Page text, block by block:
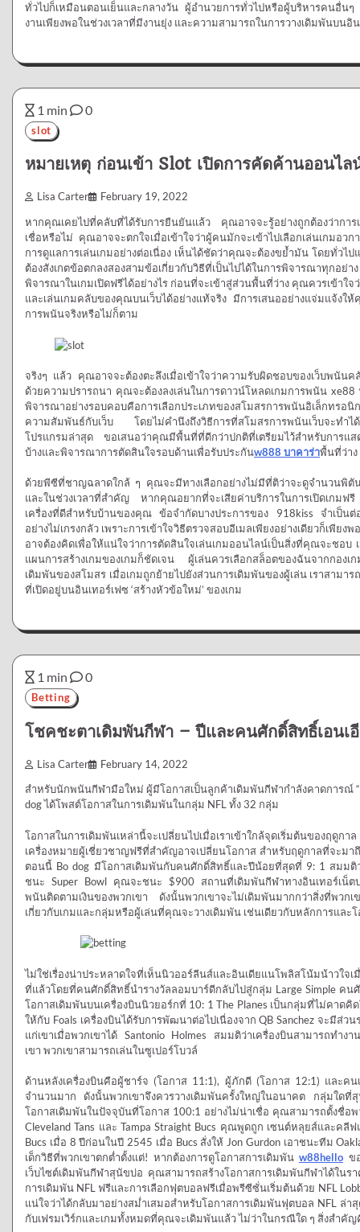
ทั่วไปก็เหมือนตอนเย็นและกลางวัน ผู้อำนวยการทั่วไปหรือผู้บริหารคนอื่
งานเพียงพอในช่วงเวลาที่มีงานยุ่ง และความสามารถในการวางเดิมพันบนอิ
1 min 0
slot
หมายเหตุ ก่อนเข้า Slot เปิดการคัดค้านออนไล
Lisa Carter February 19, 2022
หากคุณเคยไปที่คลับที่ได้รับการยืนยันแล้ว คุณอาจจะรู้อย่างถูกต้องว่าการ
เชื่อหรือไม่ คุณอาจจะตกใจเมื่อเข้าใจว่าผู้คนมักจะเข้าไปเลือกเล่นเกม
การดูแลการเล่นเกมอย่างต่อเนื่อง เห็นได้ชัดว่าคุณจะต้องขย้ำมัน โดยทั่วไ
ต้องสังเกตข้อตกลงสองสามข้อเกี่ยวกับวิธีที่เป็นไปได้ในการพิจารณาทุกอ
พิจารณาในเกมเปิดฟรีได้อย่างไร ก่อนที่จะเข้าสู่ส่วนพื้นที่ว่าง คุณควรเข้าใ
และเล่นเกมคลับของคุณบนเว็บได้อย่างแท้จริง มีการเสนออย่างแจ่มแจ้ง
การพนันจริงหรือไม่ก็ตาม
จริงๆ แล้ว คุณอาจจะต้องตะลึงเมื่อเข้าใจว่าความรับผิดชอบของเว็บพนัน
ด้วยความปรารถนา คุณจะต้องลงเล่นในการดาวน์โหลดเกมการพนัน
พิจารณาอย่างรอบคอบคือการเลือกประเภทของสโมสรการพนันอิเล็กท
ความสัมพันธ์กับเว็บ โดยไม่คำนึงถึงวิธีการที่สโมสรการพนันเว็บจะทำไ
โปรแกรมล่าสุด ขอเสนอว่าคุณมีพื้นที่ที่ดีกว่าปกติที่เตรียมไว้สำหรับการ
บ้างและพิจารณาการตัดสินใจรอบด้านเพื่อรับประกันw888 บาคาร่าพื้นที่ว่าง
ด้วยพีซีที่ชาญฉลาดใกล้ ๆ คุณจะมีทางเลือกอย่างไม่มีที่ติว่าจะดูจำนวนพิตั
และในช่วงเวลาที่สำคัญ หากคุณอยากที่จะเสียค่าบริการในการเปิดเกม
เครื่องที่ดีสำหรับบ้านของคุณ ข้อจำกัดบางประการของ 918kiss จำเป็น
อย่างไม่เกรงกลัว เพราะการเข้าใจวิธีตรวจสอบอีเมลเพียงอย่างเดียวก็เพี
อาจต้องคิดเพื่อให้แน่ใจว่าการตัดสินใจเล่นเกมออนไลน์เป็นสิ่งที่คุณจะชอ
แผนการสร้างเกมของเกมก็ชัดเจน ผู้เล่นควรเลือกสล็อตของฉันจากกองเ
เดิมพันของสโมสร เมื่อเกมถูกย้ายไปยังส่วนการเดิมพันของผู้เล่น เราสาม
ที่เปิดอยู่บนอินเทอร์เฟซ ‘สร้างหัวข้อใหม่’ ของเกม
1 min 0
Betting
โชคชะตาเดิมพันกีฬา – ปีและคนศักดิ์สิทธิ์เอนเอี
Lisa Carter February 14, 2022
สำหรับนักพนันกีฬามือใหม่ ผู้มีโอกาสเป็นลูกค้าเดิมพันกีฬากำลังคาดการณ์ “
dog ได้โพสต์โอกาสในการเดิมพันในกลุ่ม NFL ทั้ง 32 กลุ่ม
โอกาสในการเดิมพันเหล่านี้จะเปลี่ยนไปเมื่อเราเข้าใกล้จุดเริ่มต้นของฤ
เครื่องหมายผู้เชี่ยวชาญฟรีที่สำคัญอาจเปลี่ยนโอกาส สำหรับฤดูกาลที่จะม
ตอนนี้ Bo dog มีโอกาสเดิมพันกับคนศักดิ์สิทธิ์และปีน้อยที่สุดที่ 9: 1 สมม
ชนะ Super Bowl คุณจะชนะ $900 สถานที่เดิมพันกีฬาทางอินเทอร์เน็ต
พนันติดตามเงินของพวกเขา ดังนั้นพวกเขาจะไม่เดิมพันมากกว่าสิ่งที่พว
เกี่ยวกับเกมและกลุ่มหรือผู้เล่นที่คุณจะวางเดิมพัน เช่นเดียวกับหลักการแล
ไม่ใช่เรื่องน่าประหลาดใจที่เห็นนิวออร์ลีนส์และอินเดียแนโพลิสโน้มน้าวใ
ที่แล้วโดยที่คนศักดิ์สิทธิ์นำรางวัลลอมบาร์ดีกลับไปสู่กลุ่ม Large Simple ค
โอกาสเดิมพันบนเครื่องบินนิวยอร์กที่ 10: 1 The Planes เป็นกลุ่มที่ไม่คาด
ให้กับ Foals เครื่องบินได้รับการพัฒนาต่อไปเนื่องจาก QB Sanchez จะมีส่
แก่เขาเมื่อพวกเขาได้ Santonio Holmes สมมติว่าเครื่องบินสามารถทำง
เขา พวกเขาสามารถเล่นในซูเปอร์โบวล์
ด้านหลังเครื่องบินคือผู้ชาร์จ (โอกาส 11:1), ผู้ภักดี (โอกาส 12:1) และค
จำนวนมาก ดังนั้นพวกเขาจึงควรวางเดิมพันครั้งใหญ่ในอนาคต กลุ่มใดที่
โอกาสเดิมพันในปัจจุบันที่โอกาส 100:1 อย่างไม่น่าเชื่อ คุณสามารถตั้งชื่อพ
Cleveland Tans และ Tampa Straight Bucs คุณพูดถูก เซนต์หลุยส์และค
Bucs เมื่อ 8 ปีก่อนในปี 2545 เมื่อ Bucs สั่งให้ Jon Gurdon เอาชนะทีม
เด็กวิธีที่พวกเขาตกต่ำตั้งแต่! หากต้องการดูโอกาสการเดิมพัน w88hello ข
เว็บไซต์เดิมพันกีฬาสุนัขบ่อ คุณสามารถสร้างโอกาสการเดิมพันกีฬาได้ใน
การเดิมพัน NFL ฟรีและการเลือกฟุตบอลฟรีเมื่อพรีซีซั่นเริ่มต้นด้วย NFL
แน่ใจว่าได้กลับมาอย่างสม่ำเสมอสำหรับโอกาสการเดิมพันฟุตบอล NFL ล่
กับเฟรมเวิร์กและเกมทั้งหมดที่คุณจะเดิมพันแล้ว ไม่ว่าในกรณีใด ๆ สิ่งสำคั